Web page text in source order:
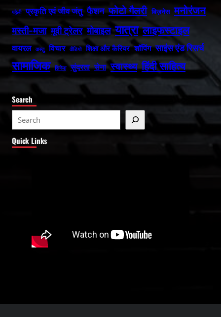
पहेली प्रकृति एवं जीव जंतु फैशन फोटो गैलरी बिज़नेस मनोरंजन
मस्ती-मजा मूवी ट्रेलर मोबाइल यात्रा लाइफस्टाइल
वायरल वास्तु विचार वीडियो शिक्षा और कैरियर शॉपिंग साइंस एंड रिसर्च
सामाजिक सिनेमा सुंदरता सेना स्वास्थ्य हिंदी साहित्य
Search
e
a
Quick Links